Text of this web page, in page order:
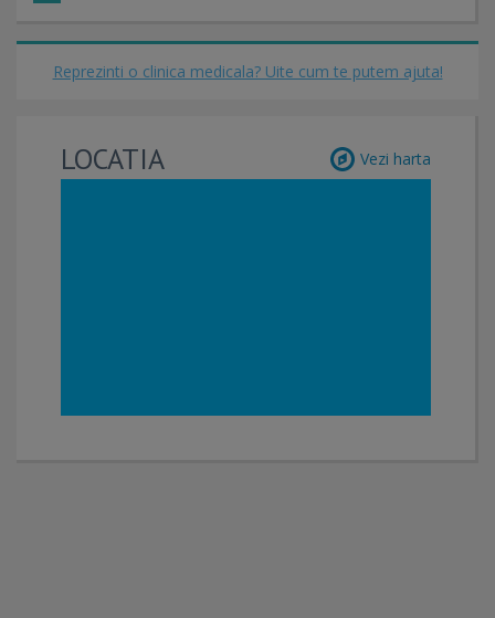
Reprezinti o clinica medicala? Uite cum te putem ajuta!
LOCATIA Vezi harta